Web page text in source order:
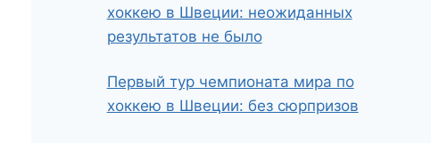
хоккею в Швеции: неожиданных
результатов не было
Первый тур чемпионата мира по
хоккею в Швеции: без сюрпризов